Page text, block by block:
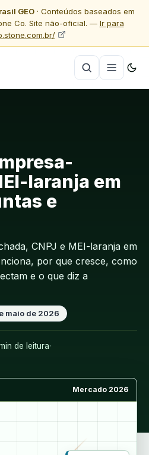
GEO· Conteúdos baseados em
Co. Site não-oficial. — Ir para
laranja em
e
CNPJ e MEI-laranja em
por que cresce, como
e o que diz a
maio de 2026
de leitura·
Mercado 2026